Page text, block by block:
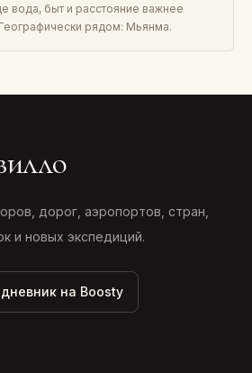
вода, быт и расстояние важнее
рядом: Мьянма.
дорог, аэропортов, стран,
и новых экспедиций.
на Boosty